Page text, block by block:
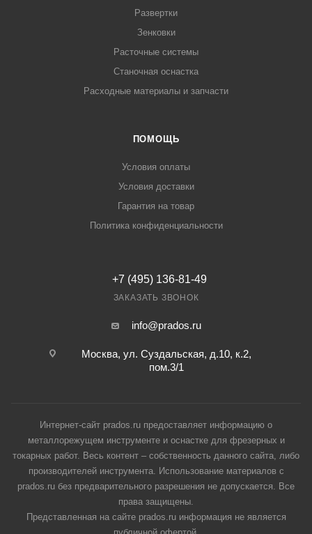
Развертки
Зенковки
Расточные системы
Станочная оснастка
Расходные материалы и запчасти
ПОМОЩЬ
Условия оплаты
Условия доставки
Гарантия на товар
Политика конфиденциальности
+7 (495) 136-81-49
ЗАКАЗАТЬ ЗВОНОК
info@prados.ru
Москва, ул. Суздальская, д.10, к.2,
пом.3/1
Интернет-сайт prados.ru предоставляет информацию о
металлорежущем инструменте и оснастке для фрезерных и
токарных работ. Весь контент – собственность данного сайта, либо
производителей инструмента. Использование материалов с
prados.ru без предварительного разрешения не допускается. Все
права защищены.
Представленная на сайте prados.ru информация не является